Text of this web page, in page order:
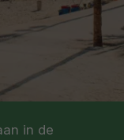
in de